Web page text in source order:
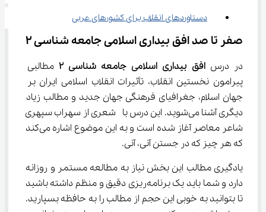
دستاوردهای انقلاب برای کشورهای عربی
صفر تا صد افق بیداری اسلامی جامعه شناسی ۲
در درس افق بیداری اسلامی جامعه شناسی ۲
مطالبی
پیرامون نخستین انقلاب، تأثیرات انقلاب اسلامی ایران بر
جهان اسلام، جغرافیای فرهنگی جهان جدید و مطالب زیاد
دیگری آشنا می‌شوید. این درس با  شعری از سهراب سپهری
شاعر معاصر آغاز شده است و به این موضوع اشاره می‌کند
که هر چیز که در جستن آنی، آنی.
یادگیری مطالب این بخش نیاز به مطالعه مستمر و روزانه
دارد و شما باید یک برنامه‌ریزی دقیق و منظم داشته باشید
تا بتوانید به خوبی این حجم از مطالب را به حافظه بسپارید.